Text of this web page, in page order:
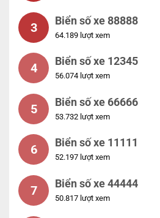
3 Biển số xe 88888
64.189 lượt xem
4 Biển số xe 12345
56.074 lượt xem
5 Biển số xe 66666
53.732 lượt xem
6 Biển số xe 11111
52.197 lượt xem
7 Biển số xe 44444
50.817 lượt xem